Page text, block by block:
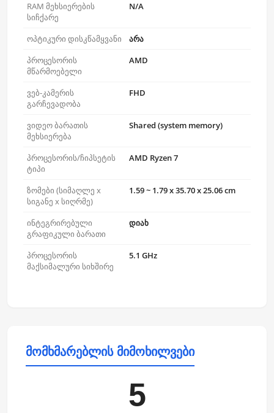
RAM მეხსიერების
სიჩქარე
N/A
ოპტიკური დისკწამყვანი
არა
პროცესორის
მწარმოებელი
AMD
ვებ-კამერის
გარჩევადობა
FHD
ვიდეო ბარათის
მეხსიერება
Shared (system memory)
პროცესორის/ჩიპსეტის
ტიპი
AMD Ryzen 7
ზომები (სიმაღლე x
სიგანე x სიღრმე)
1.59 ~ 1.79 x 35.70 x 25.06 cm
ინტეგრირებული
გრაფიკული ბარათი
დიახ
პროცესორის
მაქსიმალური სიხშირე
5.1 GHz
მომხმარებლის მიმოხილვები
5